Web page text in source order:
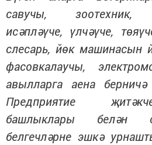
савучы, зоотехник,
исәпләүче, үлчәүче,
слесарь, йөк машинасын
фасовкалаучы,
авылларга аена
Предприятие
башлыклары белән
белгечләрне эшкә